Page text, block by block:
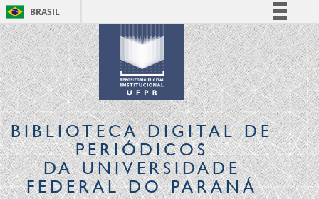
BRASIL
Simplifique!
Comunica BR
Participe
Acesso à informação
Legislação
Canais
BIBLIOTECA DIGITALDE
PERIÓDICOS
DA UNIVERSIDADE
FEDERAL DO PARANÁ